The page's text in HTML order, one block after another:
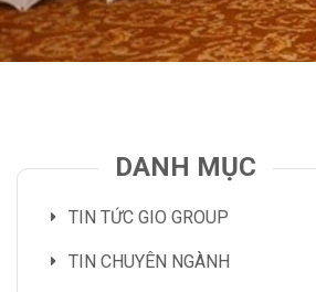
DANH MỤC
TIN TỨC GIO GROUP
TIN CHUYÊN NGÀNH